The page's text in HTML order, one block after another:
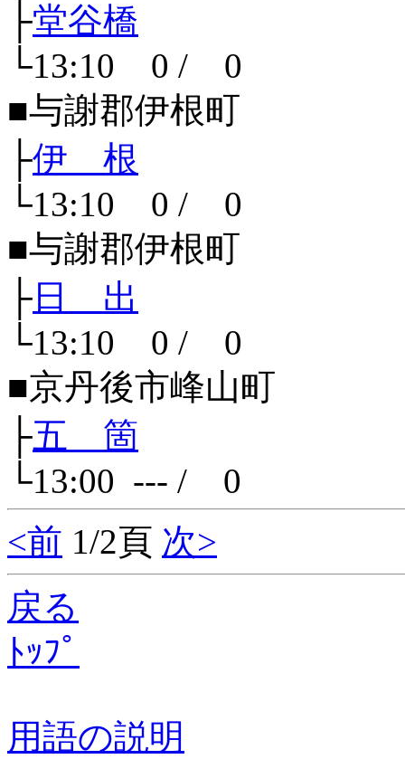
├堂谷橋
└13:10 0 / 0
■与謝郡伊根町
├伊 根
└13:10 0 / 0
■与謝郡伊根町
├ 日 出
└13:10 0 / 0
■京丹後市峰山町
├五 箇
└13:00 --- / 0
<前 1/2頁 次>
戻る
ﾄｯﾌﾟ
用語の説明